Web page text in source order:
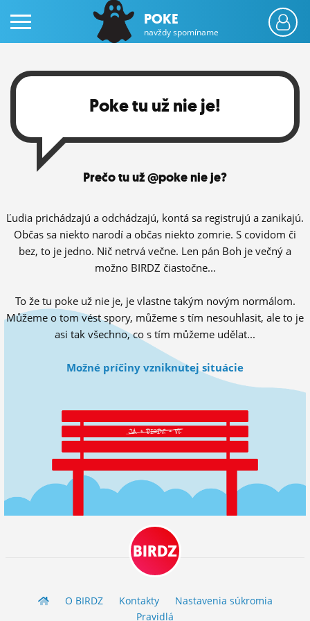
PRIHLÁS SA
ČINŽIAK
FÓRUM
STATUSY
BLOGY
OBRÁZKY
ĽUDIA
ROLETA
POKE
navždy spomíname
Poke tu už nie je!
Prečo tu už @poke nie je?
Ľudia prichádzajú a odchádzajú, kontá sa registrujú a zanikajú.
Občas sa niekto narodí a občas niekto zomrie. S covidom či
bez, to je jedno. Nič netrvá večne. Len pán Boh je večný a
možno BIRDZ čiastočne...
To že tu poke už nie je, je vlastne takým novým normálom.
Můžeme o tom vést spory, můžeme s tím nesouhlasit, ale to je
asi tak všechno, co s tím můžeme udělat...
Možné príčiny vzniknutej situácie
BIRDZ
O BIRDZ Kontakty
Nastavenia súkromia
Pravidlá